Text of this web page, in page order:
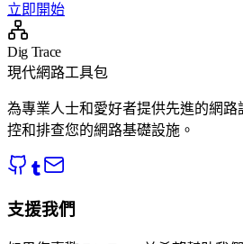
立即開始
Dig Trace
現代網路工具包
為專業人士和愛好者提供先進的網
控和排查您的網路基礎設施。
支援我們